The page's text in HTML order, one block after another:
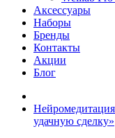
Аксессуары
Наборы
Бренды
Контакты
Акции
Блог
удачную сделку»